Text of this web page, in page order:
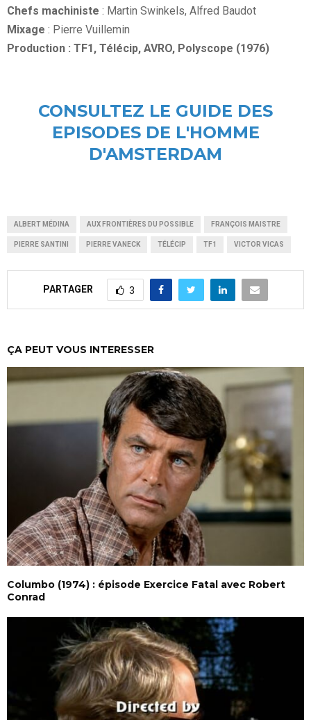
Chefs machiniste : Martin Swinkels, Alfred Baudot
Mixage : Pierre Vuillemin
Production : TF1, Télécip, AVRO, Polyscope (1976)
CONSULTEZ LE GUIDE DES
EPISODES DE L'HOMME
D'AMSTERDAM
ALBERT MÉDINA AUX FRONTIÈRES DU POSSIBLE FRANÇOIS MAISTRE
PIERRE SANTINI PIERRE VANECK TÉLÉCIP TF1 VICTOR VICAS
PARTAGER 3
ÇA PEUT VOUS INTERESSER
Columbo (1974) : épisode Exercice Fatal avec Robert
Conrad